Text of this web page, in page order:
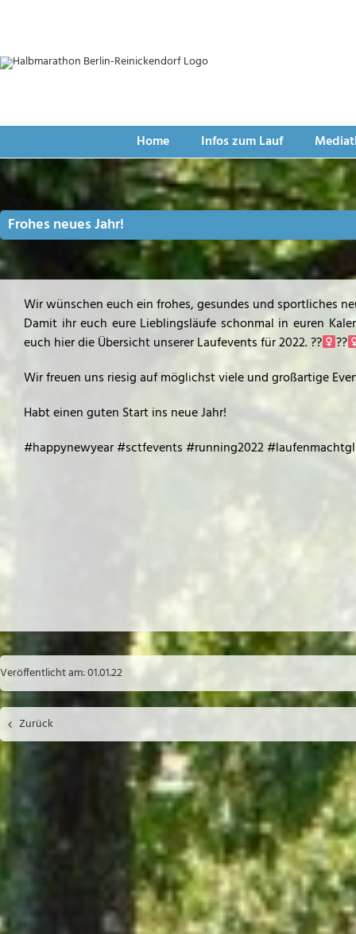
Home Infos zum Lauf
Frohes neues Jahr!
Wir wünschen euch ein frohes, gesundes und sportliches
Damit ihr euch eure Lieblingsläufe schonmal in euren
euch hier die Übersicht unserer Laufevents für 2022. ??‍
??‍
Wir freuen uns riesig auf möglichst viele und großartige
Habt einen guten Start ins neue Jahr!
#happynewyear #sctfevents #running2022
Veröffentlicht am: 01.01.22
Zurück